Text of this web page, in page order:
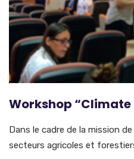
Workshop
Dans le cadre de la mission
secteurs agricoles et